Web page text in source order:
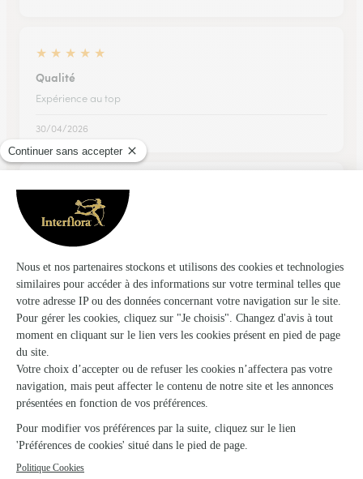
★ ★ ★ ★ ★
Qualité
Expérience au top
30/04/2026
★ ★ ★ ★ ★
Application simple d’utilisation
Application simple d’utilisation
14/02/2026
Trustpilot Échantillon d'avis clients fourni via Trustpilot.
Voir tous
les avis de la marque Interflora sur Trustpilot
Livraison de fleurs à Lavilleneuve et
autour : les villes proches couvertes par le
réseau Interflora